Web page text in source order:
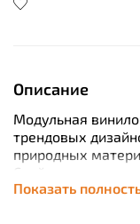
Описание
Модульная
трендовых
природных
Слой
высокую
Показать